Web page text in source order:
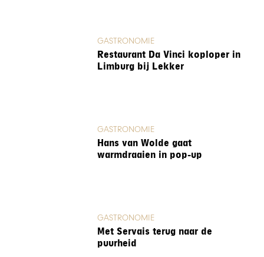
GASTRONOMIE
Restaurant Da Vinci koploper in
Limburg bij Lekker
GASTRONOMIE
Hans van Wolde gaat
warmdraaien in pop-up
GASTRONOMIE
Met Servais terug naar de
puurheid